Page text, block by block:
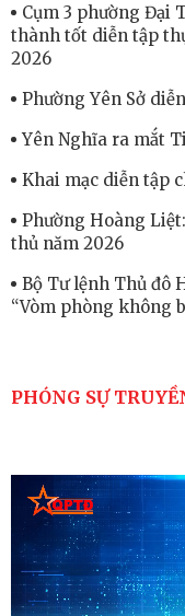
Cụm 3 phường Đại
thành tốt diễn tập
2026
Phường Yên Sở
Yên Nghĩa ra mắt
Khai mạc diễn tập
Phường Hoàng
thủ năm 2026
Bộ Tư lệnh Thủ đô
“Vòm phòng không
PHÓNG SỰ